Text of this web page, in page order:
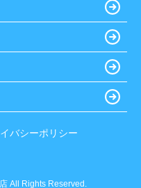
バシーポリシー
All Rights Reserved.